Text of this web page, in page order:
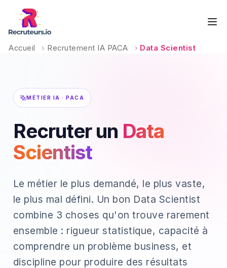
Accueil › Recrutement IA PACA › Data Scientist
MÉTIER IA · PACA
Recruter un Data
Scientist
Le métier le plus demandé, le plus vaste,
le plus mal défini. Un bon Data Scientist
combine 3 choses qu'on trouve rarement
ensemble : rigueur statistique, capacité à
comprendre un problème business, et
discipline pour produire des résultats